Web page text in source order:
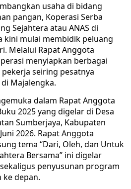
usaha di bidang
pangan, Koperasi Serba
Sejahtera atau ANAS di
kini mulai membidik peluang
Melalui Rapat Anggota
menyiapkan berbagai
seiring pesatnya
Majalengka.
dalam Rapat Anggota
2025 yang digelar di Desa
Sumberjaya, Kabupaten
2026. Rapat Anggota
tema “Dari, Oleh, dan Untuk
Bersama” ini digelar
penyusunan program
depan.